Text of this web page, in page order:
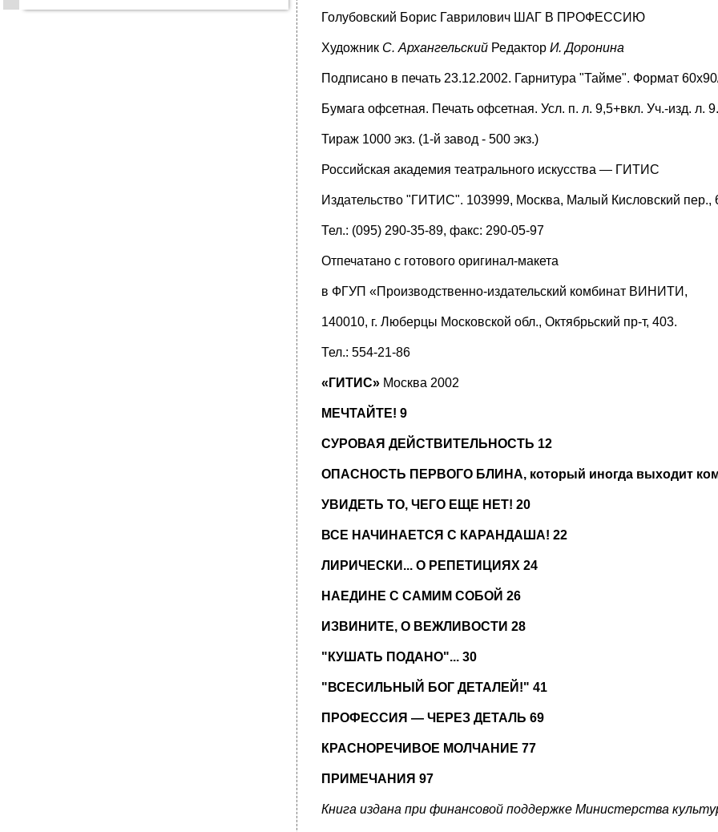
Голубовский Борис Гаврилович ШАГ В ПРОФЕССИЮ
Художник С. Архангельский Редактор И. Доронина
Подписано в печать 23.12.2002. Гарнитура "Тайме". Формат
Бумага офсетная. Печать офсетная. Усл. п. л. 9,5+вкл. Уч.-изд. л.
Тираж 1000 экз. (1-й завод - 500 экз.)
Российская академия театрального искусства — ГИТИС
Издательство "ГИТИС". 103999, Москва, Малый Кисловский пер.,
Тел.: (095) 290-35-89, факс: 290-05-97
Отпечатано с готового оригинал-макета
в ФГУП «Производственно-издательский комбинат ВИНИТИ,
140010, г. Люберцы Московской обл., Октябрьский пр-т, 403.
Тел.: 554-21-86
«ГИТИС» Москва 2002
МЕЧТАЙТЕ! 9
СУРОВАЯ ДЕЙСТВИТЕЛЬНОСТЬ 12
ОПАСНОСТЬ ПЕРВОГО БЛИНА, который иногда выходит
УВИДЕТЬ ТО, ЧЕГО ЕЩЕ НЕТ! 20
ВСЕ НАЧИНАЕТСЯ С КАРАНДАША! 22
ЛИРИЧЕСКИ... О РЕПЕТИЦИЯХ 24
НАЕДИНЕ С САМИМ СОБОЙ 26
ИЗВИНИТЕ, О ВЕЖЛИВОСТИ 28
"КУШАТЬ ПОДАНО"... 30
"ВСЕСИЛЬНЫЙ БОГ ДЕТАЛЕЙ!" 41
ПРОФЕССИЯ — ЧЕРЕЗ ДЕТАЛЬ 69
КРАСНОРЕЧИВОЕ МОЛЧАНИЕ 77
ПРИМЕЧАНИЯ 97
Книга издана при финансовой поддержке Министерства